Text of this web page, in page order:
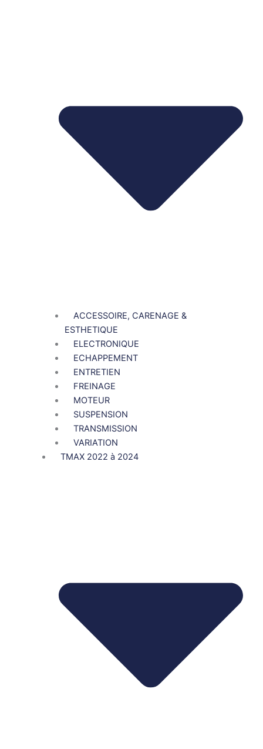
ACCESSOIRE, CARENAGE &
ESTHETIQUE
ELECTRONIQUE
ECHAPPEMENT
ENTRETIEN
FREINAGE
MOTEUR
SUSPENSION
TRANSMISSION
VARIATION
TMAX 2022 à 2024